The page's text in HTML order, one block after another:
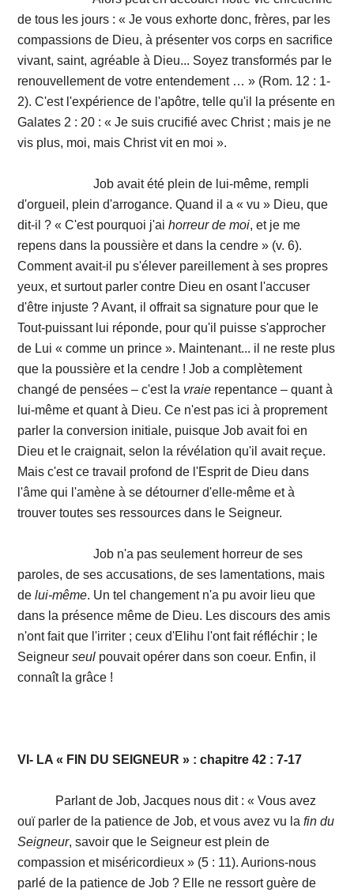
de tous les jours : « Je vous exhorte donc, frères, par les
compassions de Dieu, à présenter vos corps en sacrifice
vivant, saint, agréable à Dieu... Soyez transformés par le
renouvellement de votre entendement … » (Rom. 12 : 1-
2). C'est l'expérience de l'apôtre, telle qu'il la présente en
Galates 2 : 20 : « Je suis crucifié avec Christ ; mais je ne
vis plus, moi, mais Christ vit en moi ».
Job avait été plein de lui-même, rempli
d'orgueil, plein d'arrogance. Quand il a « vu » Dieu, que
dit-il ? « C'est pourquoi j'aihorreur de moi, et je me
repens dans la poussière et dans la cendre » (v. 6).
Comment avait-il pu s'élever pareillement à ses propres
yeux, et surtout parler contre Dieu en osant l'accuser
d'être injuste ? Avant, il offrait sa signature pour que le
Tout-puissant lui réponde, pour qu'il puisse s'approcher
de Lui « comme un prince ». Maintenant... il ne reste plus
que la poussière et la cendre ! Job a complètement
changé de pensées – c'est la vraie repentance – quant à
lui-même et quant à Dieu. Ce n'est pas ici à proprement
parler la conversion initiale, puisque Job avait foi en
Dieu et le craignait, selon la révélation qu'il avait reçue.
Mais c'est ce travail profond de l'Esprit de Dieu dans
l'âme qui l'amène à se détourner d'elle-même et à
trouver toutes ses ressources dans le Seigneur.
Job n'a pas seulement horreur de ses
paroles, de ses accusations, de ses lamentations, mais
delui-même. Un tel changement n'a pu avoir lieu que
dans la présence même de Dieu. Les discours des amis
n'ont fait que l'irriter ; ceux d'Elihu l'ont fait réfléchir ; le
Seigneurseul pouvait opérer dans son coeur. Enfin, il
connaît la grâce !
VI- LA « FIN DU SEIGNEUR » : chapitre 42 : 7-17
Parlant de Job, Jacques nous dit : « Vous avez
ouï parler de la patience de Job, et vous avez vu lafin du
Seigneur, savoir que le Seigneur est plein de
compassion et miséricordieux » (5 : 11). Aurions-nous
parlé de la patience de Job ? Elle ne ressort guère de